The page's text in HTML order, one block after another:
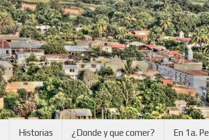
Historias ¿Donde y que comer? En 1a.